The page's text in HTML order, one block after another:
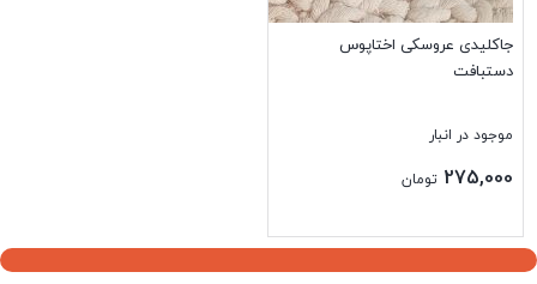
جاکلیدی عروسکی اختاپوس
دستبافت
موجود در انبار
275,000 تومان